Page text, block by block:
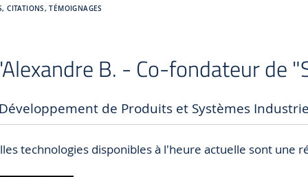
CITATIONS, TÉMOIGNAGES
B. - Co-fondateur de
de Produits et Systèmes
technologies disponibles à l'heure actuelle sont une